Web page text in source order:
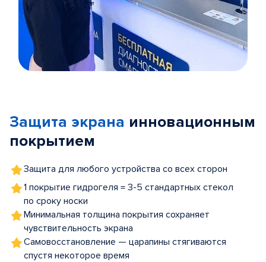
5
Защита экрана инновационным
покрытием
Защита для любого устройства со всех сторон
1 покрытие гидрогеля = 3-5 стандартных стекол
по сроку носки
Минимальная толщина покрытия сохраняет
чувствительность экрана
Самовосстановление — царапины стягиваются
спустя некоторое время